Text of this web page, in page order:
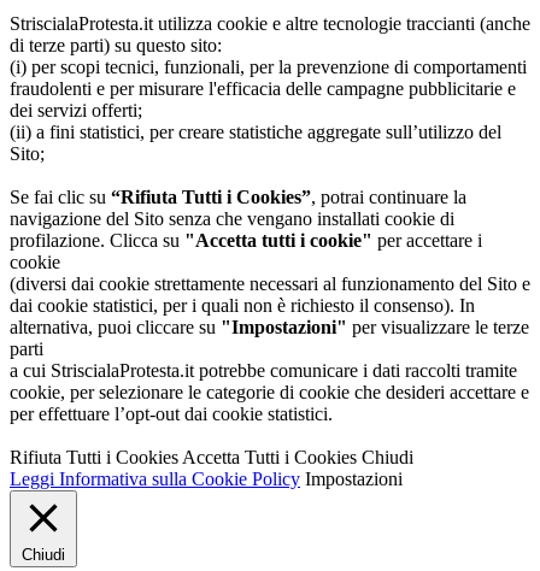
StriscialaProtesta.it utilizza cookie e altre tecnologie traccianti (anche
di terze parti) su questo sito:
(i) per scopi tecnici, funzionali, per la prevenzione di comportamenti
fraudolenti e per misurare l'efficacia delle campagne pubblicitarie e
dei servizi offerti;
(ii) a fini statistici, per creare statistiche aggregate sull’utilizzo del
Sito;
Se fai clic su “Rifiuta Tutti i Cookies”, potrai continuare la
navigazione del Sito senza che vengano installati cookie di
profilazione. Clicca su "Accetta tutti i cookie" per accettare i
cookie
(diversi dai cookie strettamente necessari al funzionamento del Sito e
dai cookie statistici, per i quali non è richiesto il consenso). In
alternativa, puoi cliccare su "Impostazioni" per visualizzare le terze
parti
a cui StriscialaProtesta.it potrebbe comunicare i dati raccolti tramite
cookie, per selezionare le categorie di cookie che desideri accettare e
per effettuare l’opt-out dai cookie statistici.
Rifiuta Tutti i Cookies Accetta Tutti i Cookies Chiudi
Leggi Informativa sulla Cookie Policy Impostazioni
Chiudi